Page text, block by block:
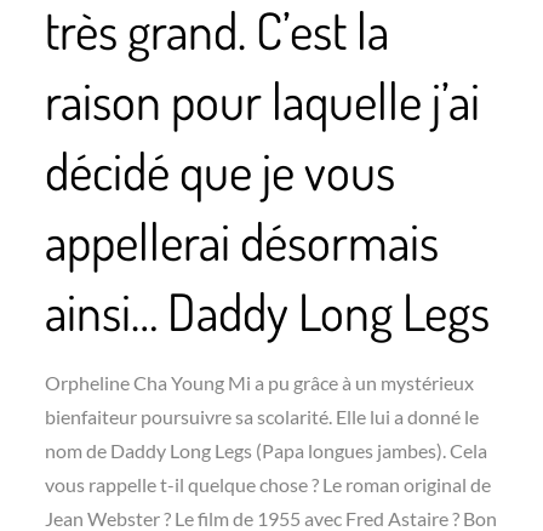
très grand. C’est la
raison pour laquelle j’ai
décidé que je vous
appellerai désormais
ainsi… Daddy Long Legs
Orpheline Cha Young Mi a pu grâce à un mystérieux
bienfaiteur poursuivre sa scolarité. Elle lui a donné le
nom de Daddy Long Legs (Papa longues jambes). Cela
vous rappelle t-il quelque chose ? Le roman original de
Jean Webster ? Le film de 1955 avec Fred Astaire ? Bon